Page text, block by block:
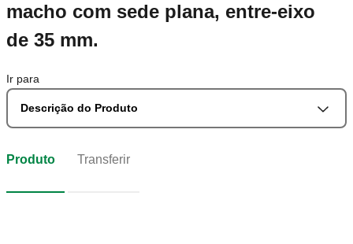
macho com sede plana, entre-eixo
de 35 mm.
Ir para
Descrição do Produto
Produto Transferir